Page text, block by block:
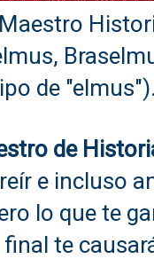
Maestro
de
de
e incluso
lo que te
final te